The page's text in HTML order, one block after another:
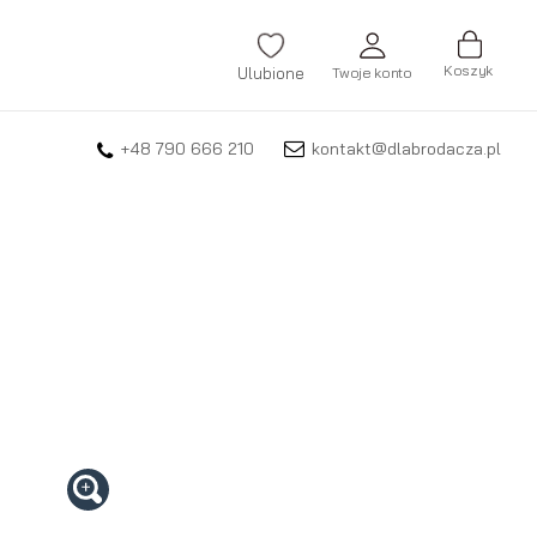
Koszyk
Twoje konto
ZALOGUJ SIĘ
Ulubione
+48 790 666 210 kontakt@dlabrodacza.pl